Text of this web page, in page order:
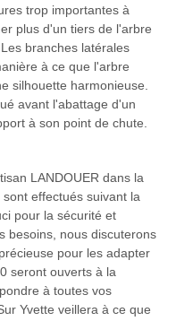
trop importantes à
plus d'un tiers de l'arbre
branches latérales
à ce que l'arbre
silhouette harmonieuse.
avant l'abattage d'un
à son point de chute.
LANDOUER dans la
effectués suivant la
pour la sécurité et
besoins, nous discuterons
pour les adapter
seront ouverts à la
à toutes vos
Yvette veillera à ce que